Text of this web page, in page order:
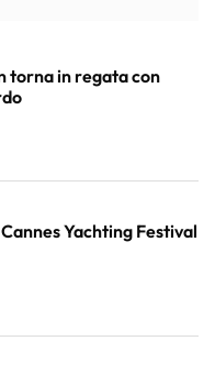
torna in regata con
Yachting Festival